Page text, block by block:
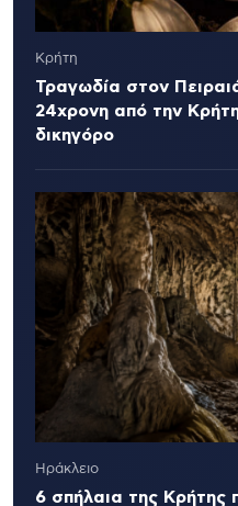
Κρήτη
Τραγωδία στον
24χρονη από την
δικηγόρο
Ηράκλειο
6 σπήλαια της Κρήτης